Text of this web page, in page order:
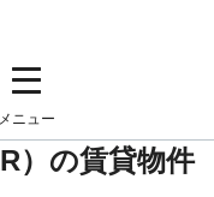
メニュー
）の賃貸物件